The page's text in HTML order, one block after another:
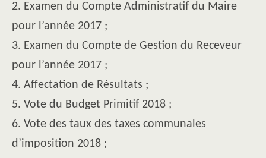
2. Examen du Compte Administratif du Maire
pour l’année 2017 ;
3. Examen du Compte de Gestion du Receveur
pour l’année 2017 ;
4. Affectation de Résultats ;
5. Vote du Budget Primitif 2018 ;
6. Vote des taux des taxes communales
d’imposition 2018 ;